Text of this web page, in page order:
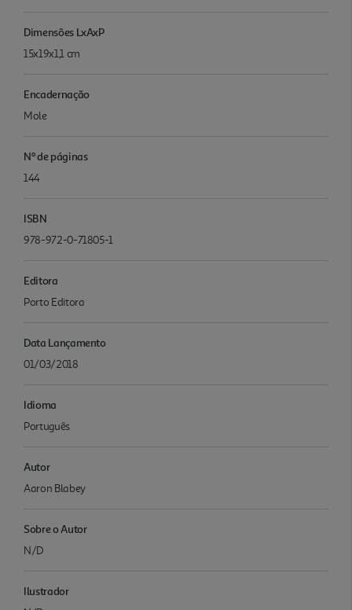
Dimensões LxAxP
15x19x1,1 cm
Encadernação
Mole
Nº de páginas
144
ISBN
978-972-0-71805-1
Editora
Porto Editora
Data Lançamento
01/03/2018
Idioma
Português
Autor
Aaron Blabey
Sobre o Autor
N/D
Ilustrador